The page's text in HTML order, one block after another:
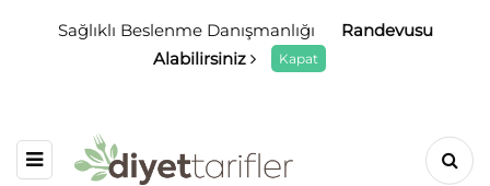
Sağlıklı Beslenme Danışmanlığı
Randevusu
Alabilirsiniz
Kapat